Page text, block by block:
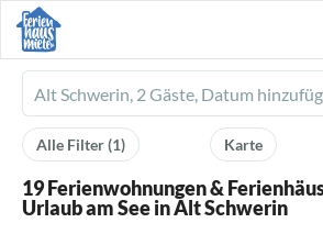
Ferienhausmiete
logo
Karte
Alle Filter(1)
19 Ferienwohnungen &
Urlaub am See in Alt Schwerin